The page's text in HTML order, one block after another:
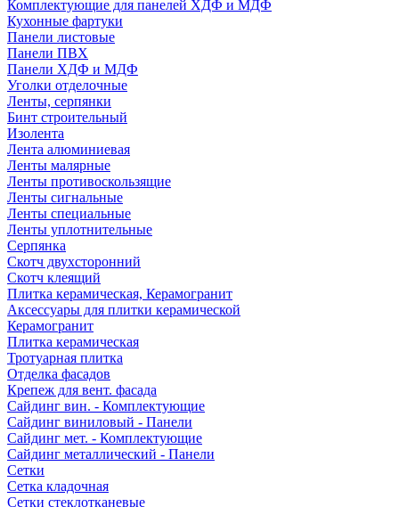
Комплектующие для панелей ХДФ и МДФ
Кухонные фартуки
Панели листовые
Панели ПВХ
Панели ХДФ и МДФ
Уголки отделочные
Ленты, серпянки
Бинт строительный
Изолента
Лента алюминиевая
Ленты малярные
Ленты противоскользящие
Ленты сигнальные
Ленты специальные
Ленты уплотнительные
Серпянка
Скотч двухсторонний
Скотч клеящий
Плитка керамическая, Керамогранит
Аксессуары для плитки керамической
Керамогранит
Плитка керамическая
Тротуарная плитка
Отделка фасадов
Крепеж для вент. фасада
Сайдинг вин. - Комплектующие
Сайдинг виниловый - Панели
Сайдинг мет. - Комплектующие
Сайдинг металлический - Панели
Сетки
Сетка кладочная
Сетки стеклотканевые